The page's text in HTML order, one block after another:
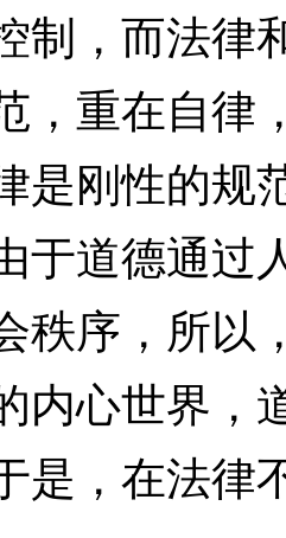
制，而法律
，重在自律
是刚性的规
于道德通过
秩序，所以
内心世界，
是，在法律